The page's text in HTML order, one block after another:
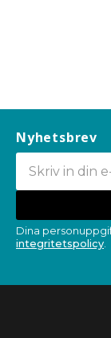
Nyhetsbrev
Dina
integritetspolicy.